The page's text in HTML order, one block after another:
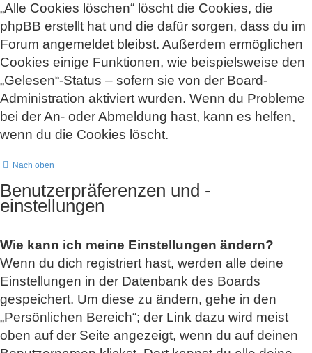
„Alle Cookies löschen“ löscht die Cookies, die
phpBB erstellt hat und die dafür sorgen, dass du im
Forum angemeldet bleibst. Außerdem ermöglichen
Cookies einige Funktionen, wie beispielsweise den
„Gelesen“-Status – sofern sie von der Board-
Administration aktiviert wurden. Wenn du Probleme
bei der An- oder Abmeldung hast, kann es helfen,
wenn du die Cookies löscht.
Nach oben
Benutzerpräferenzen und -
einstellungen
Wie kann ich meine Einstellungen ändern?
Wenn du dich registriert hast, werden alle deine
Einstellungen in der Datenbank des Boards
gespeichert. Um diese zu ändern, gehe in den
„Persönlichen Bereich“; der Link dazu wird meist
oben auf der Seite angezeigt, wenn du auf deinen